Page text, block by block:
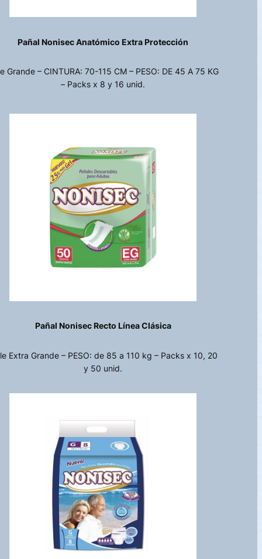
Pañal Nonisec Anatómico Extra Protección
Grande – CINTURA: 70-115 CM – PESO: DE 45 A 75 KG
– Packs x 8 y 16 unid.
Pañal Nonisec Recto Línea Clásica
Extra Grande – PESO: de 85 a 110 kg – Packs x 10, 20
y 50 unid.